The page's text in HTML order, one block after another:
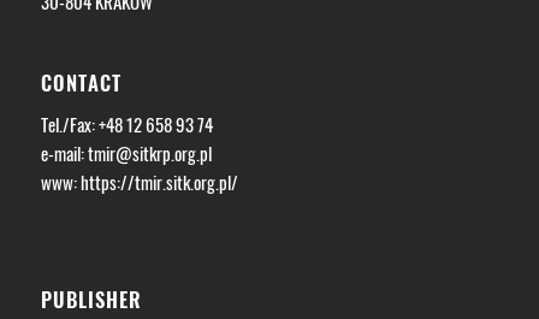
CONTACT
Tel./Fax: +48 12 658 93 74
e-mail:tmir@sitkrp.org.pl
www: https://tmir.sitk.org.pl/
PUBLISHER